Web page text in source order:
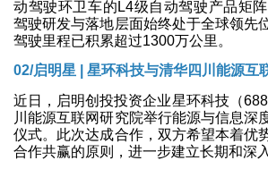
动驾驶环卫车的L4级自动驾驶产品矩
驾驶研发与落地层面始终处于全球领先
驾驶里程已积累超过1300万公里。
02/启明星 | 星环科技与清华四川能源互
近日，启明创投投资企业星环科技（
川能源互联网研究院举行能源与信息深
仪式。此次达成合作，双方希望本着优
合作共赢的原则，进一步建立长期和深